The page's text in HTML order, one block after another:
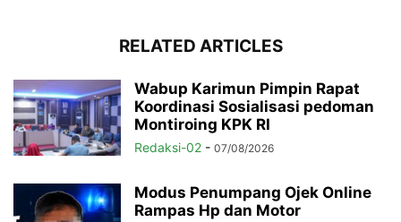
RELATED ARTICLES
Wabup Karimun Pimpin Rapat
Koordinasi Sosialisasi pedoman
Montiroing KPK RI
Redaksi-02 - 07/08/2026
Modus Penumpang Ojek Online
Rampas Hp dan Motor